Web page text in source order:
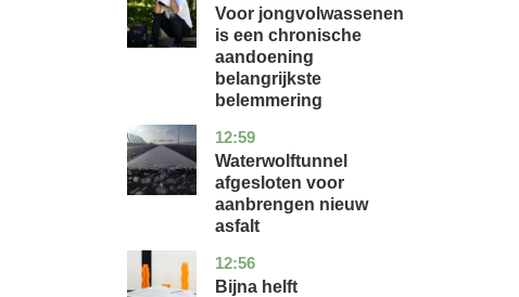
Voor jongvolwassenen
is een chronische
aandoening
belangrijkste
belemmering
12:59
noord-
holland
nieuws
Waterwolftunnel
afgesloten voor
aanbrengen nieuw
asfalt
12:56
noord-
holland
economie
Bijna helft